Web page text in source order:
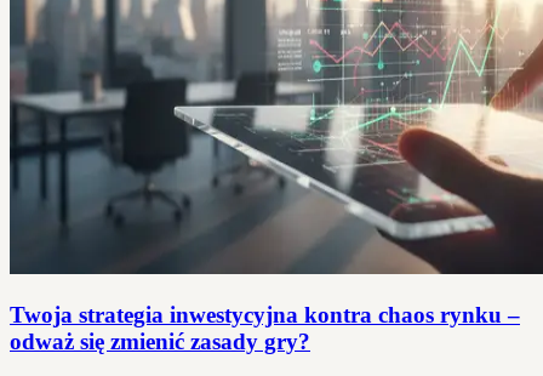
Twoja strategia inwestycyjna kontra chaos rynku –
odważ się zmienić zasady gry?